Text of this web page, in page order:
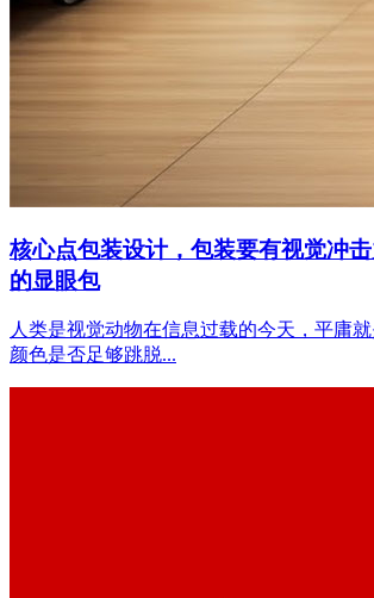
核心点包装设计，包装要有视觉冲
的显眼包
人类是视觉动物在信息过载的今天，平庸
颜色是否足够跳脱...